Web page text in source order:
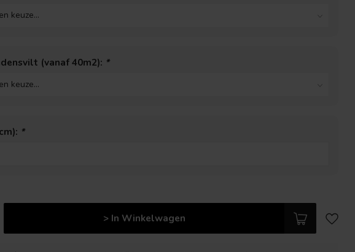
(vanaf 40m2): *
*
> In Winkelwagen